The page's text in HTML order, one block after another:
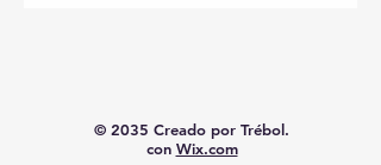
© 2035 Creado por Trébol.
con Wix.com